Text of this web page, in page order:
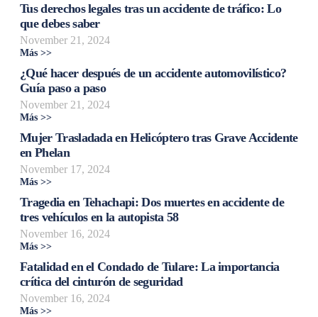
Tus derechos legales tras un accidente de tráfico: Lo
que debes saber
November 21, 2024
Más >>
¿Qué hacer después de un accidente automovilístico?
Guía paso a paso
November 21, 2024
Más >>
Mujer Trasladada en Helicóptero tras Grave Accidente
en Phelan
November 17, 2024
Más >>
Tragedia en Tehachapi: Dos muertes en accidente de
tres vehículos en la autopista 58
November 16, 2024
Más >>
Fatalidad en el Condado de Tulare: La importancia
crítica del cinturón de seguridad
November 16, 2024
Más >>